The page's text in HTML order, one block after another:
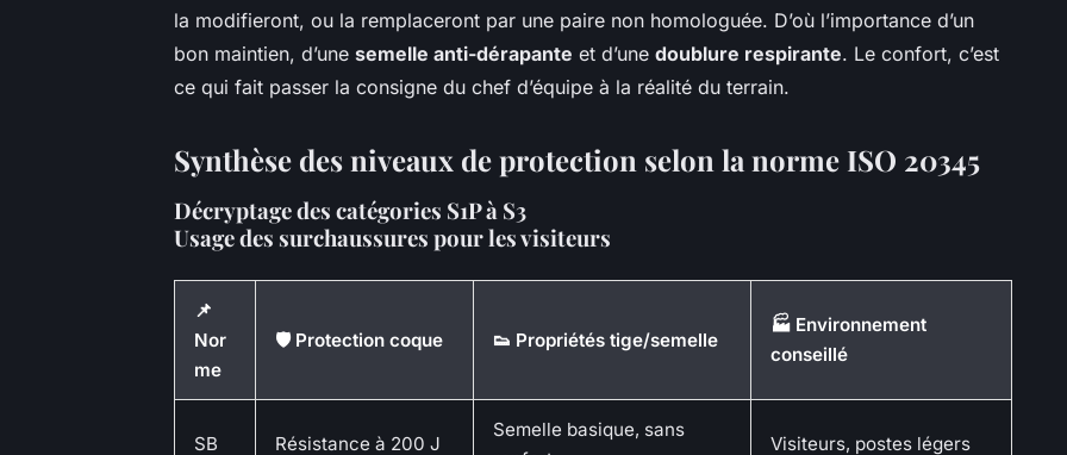
la modifieront, ou la remplaceront par une paire non homologuée. D’où l’importance d’un
bon maintien, d’une semelle anti-dérapante et d’une doublure respirante. Le confort, c’est
ce qui fait passer la consigne du chef d’équipe à la réalité du terrain.
Synthèse des niveaux de protection selon la norme ISO 20345
Décryptage des catégories S1P à S3
Usage des surchaussures pour les visiteurs
📌
Nor
me
🛡️ Protection coque 👟 Propriétés tige/semelle
🏭 Environnement
conseillé
SB Résistance à 200 J
Semelle basique, sans
Visiteurs, postes légers